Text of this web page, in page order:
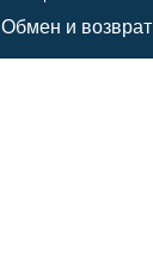
Обмен и возврат